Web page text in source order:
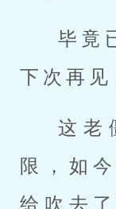
毕竟
下次再见
这老
限，如
给吹去